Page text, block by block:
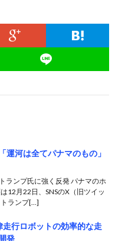
運河は全てパナマのもの」
ランプ氏に強く反発 パナマのホ
12月22日、SNSのX（旧ツイッ
ランプ[…]
行ロボットの効率的な走
発